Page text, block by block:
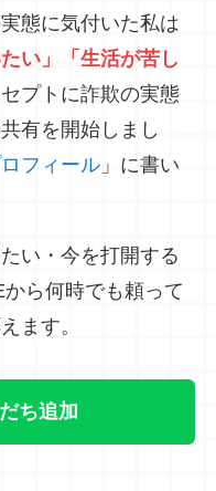
態に気付いた私は
い」「生活が苦し
プトに詐欺の実態
有を開始しまし
フィール」に書い
い・今を打開する
ら何時でも頼って
ます。
ち追加